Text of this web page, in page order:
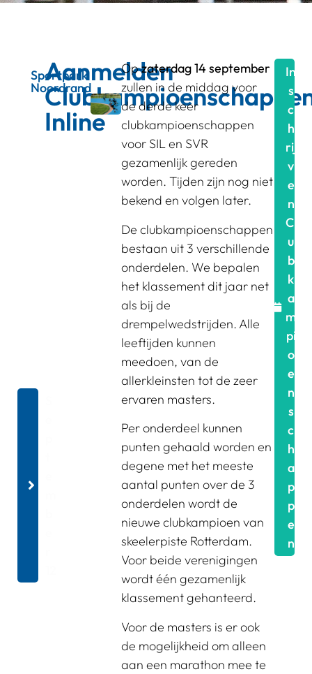
Sportpark
Noordrand
Aanmelden
Inline
Opzaterdag 14 september
zullen in de middag voor
de derde keer
clubkampioenschappen
voor SIL en SVR
gezamenlijk gereden
worden. Tijden zijn nog niet
bekend en volgen later.
De clubkampioenschappen
bestaan uit 3 verschillende
onderdelen. We bepalen
het klassement dit jaar net
als bij de
drempelwedstrijden. Alle
leeftijden kunnen
meedoen, van de
allerkleinsten tot de zeer
ervaren masters.
Per onderdeel kunnen
punten gehaald worden en
degene met het meeste
aantal punten over de 3
onderdelen wordt de
nieuwe clubkampioen van
skeelerpiste Rotterdam.
Voor beide verenigingen
wordt één gezamenlijk
klassement gehanteerd.
Voor de masters is er ook
de mogelijkheid om alleen
aan een marathon mee te
In
s
c
h
rij
v
e
n
Cl
u
b
k
a
m
pi
o
e
n
s
c
h
a
p
p
e
n